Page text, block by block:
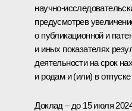
научно-
предусмотрев
о публикационной и
и иных показателях
деятельности на срок
и родам и (или) в
Доклад – до 15 июля 2024